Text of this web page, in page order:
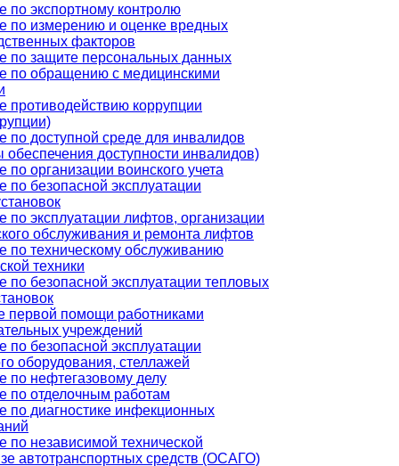
по экспортному контролю
по измерению и оценке вредных
факторов
по защите персональных данных
по обращению с медицинскими
противодействию коррупции
по доступной среде для инвалидов
обеспечения доступности инвалидов)
по организации воинского учета
по безопасной эксплуатации
по эксплуатации лифтов, организации
обслуживания и ремонта лифтов
по техническому обслуживанию
техники
по безопасной эксплуатации тепловых
первой помощи работниками
учреждений
по безопасной эксплуатации
оборудования, стеллажей
по нефтегазовому делу
по отделочным работам
по диагностике инфекционных
по независимой технической
автотранспортных средств (ОСАГО)